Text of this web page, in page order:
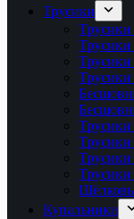
Трусики
Трусики
Трусики
Трусики
Трусики
Купальники